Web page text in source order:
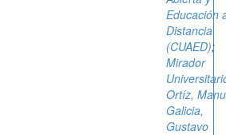
Educación
Distancia
(CUAED);
Mirador
Ortíz,
Galicia,
Gustavo